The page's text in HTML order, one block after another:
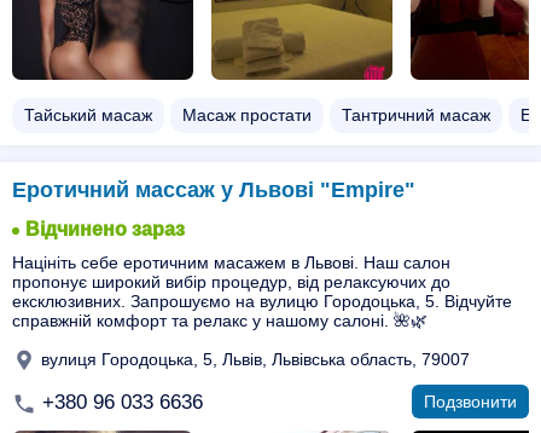
Тайський масаж Масаж простати Тантричний масаж
Еротичний массаж у Львові "Empire"
Відчинено зараз
Націніть себе еротичним масажем в Львові. Наш салон
пропонує широкий вибір процедур, від релаксуючих до
ексклюзивних. Запрошуємо на вулицю Городоцька, 5. Відчуйте
справжній комфорт та релакс у нашому салоні. 🌺🌿
вулиця Городоцька, 5, Львів, Львівська область, 79007
+380 96 033 6636 Подзвонити